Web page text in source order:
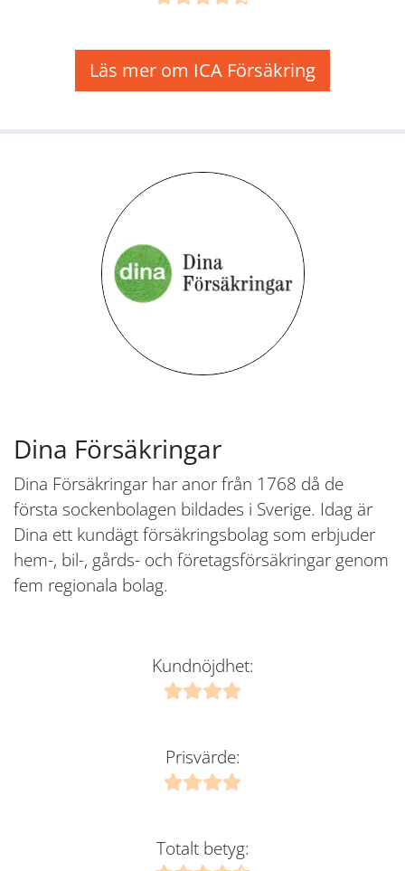
Läs mer om ICA Försäkring
Dina Försäkringar
Dina Försäkringar har anor från 1768 då de
första sockenbolagen bildades i Sverige. Idag är
Dina ett kundägt försäkringsbolag som erbjuder
hem-, bil-, gårds- och företagsförsäkringar genom
fem regionala bolag.
Kundnöjdhet:
Prisvärde:
Totalt betyg: